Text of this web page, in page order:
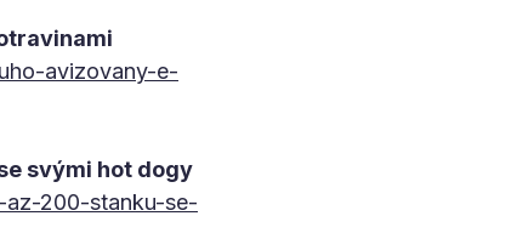
avizovany-e-
svými hot dogy
200-stanku-se-